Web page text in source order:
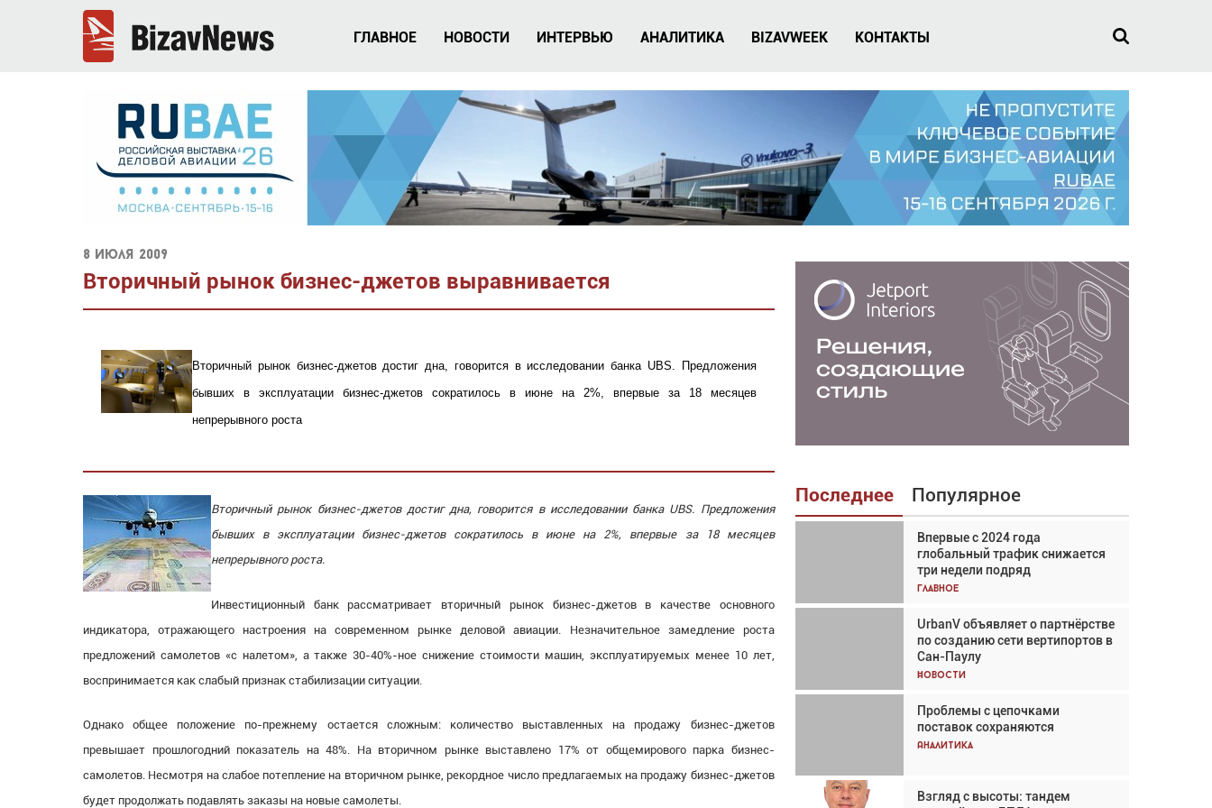
ГЛАВНОЕ НОВОСТИ ИНТЕРВЬЮ АНАЛИТИКА BIZAVWEEK КОНТАКТЫ
8 июля 2009
Вторичный рынок бизнес-джетов выравнивается
Вторичный рынок бизнес-джетов достиг дна, говорится в исследовании банка UBS. Предложения
бывших в эксплуатации бизнес-джетов сократилось в июне на 2%, впервые за 18 месяцев
непрерывного роста
Вторичный рынок бизнес-джетов достиг дна, говорится в исследовании банка UBS. Предложения
бывших в эксплуатации бизнес-джетов сократилось в июне на 2%, впервые за 18 месяцев
непрерывного роста.
Инвестиционный банк рассматривает вторичный рынок бизнес-джетов в качестве основного
индикатора, отражающего настроения на современном рынке деловой авиации. Незначительное замедление роста
предложений самолетов «с налетом», а также 30-40%-ное снижение стоимости машин, эксплуатируемых менее 10 лет,
воспринимается как слабый признак стабилизации ситуации.
Однако общее положение по-прежнему остается сложным: количество выставленных на продажу бизнес-джетов
превышает прошлогодний показатель на 48%. На вторичном рынке выставлено 17% от общемирового парка бизнес-
самолетов. Несмотря на слабое потепление на вторичном рынке, рекордное число предлагаемых на продажу бизнес-джетов
будет продолжать подавлять заказы на новые самолеты.
Последнее Популярное
Впервые с 2024 года
глобальный трафик снижается
три недели подряд
Главное
UrbanV объявляет о партнёрстве
по созданию сети вертипортов в
Сан-Паулу
Новости
Проблемы с цепочками
поставок сохраняются
Аналитика
Взгляд с высоты: тандем
Взгляд с высоты: тандем
вертолётов и БПЛА в
спасательных операциях
Главное
Авиационный фотограф Дэйв
Кох: «Фотография говорит сама
за себя... а ИИ всё портит»
Новости
Впервые с 2024 года
глобальный трафик снижается
три недели подряд
Частный самолёт – это актив.